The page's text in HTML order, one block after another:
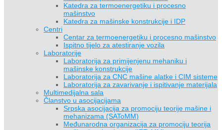
Katedra za termoenergetiku i procesno
mašinstvo
Katedra za mašinske konstrukcije i IDP
Centri
Centar za termoenergetiku i procesno mašinstvo
Ispitno tijelo za atestiranje vozila
Laboratorije
Laboratorija za primijenjenu mehaniku i
mašinske konstrukcije
Laboratorija za CNC mašine alatke i CIM sisteme
Laboratorija za zavarivanje i ispitivanje materijala
Multimedijalna sala
Članstvo u asocijacijama
Srpska asocijacija za promociju teorije mašine i
mehanizama (SAToMM)
Međunarodna organizacija za promociju teorija